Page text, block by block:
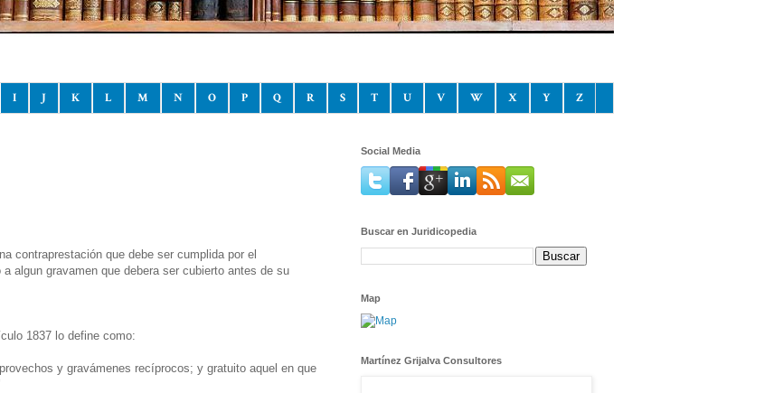
I J K L M N O P Q R S T U V W X Y Z
contraprestación que debe ser cumplida por el
algun gravamen que debera ser cubierto antes de su
1837 lo define como:
y gravámenes recíprocos; y gratuito aquel en que
Social Media
Buscar en Juridicopedia
Map
Martínez Grijalva Consultores